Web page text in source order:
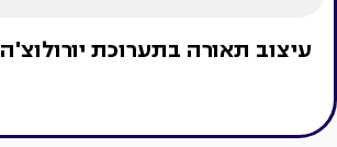
עיצוב תאורה בתערוכת יורולוצ'ה